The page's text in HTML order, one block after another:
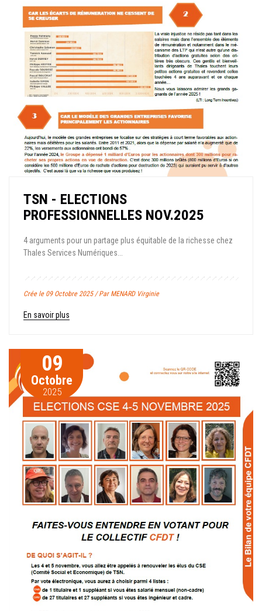
TSN - ELECTIONS
PROFESSIONNELLES NOV.2025
4 arguments pour un partage plus équitable de la richesse chez
Thales Services Numériques...
Crée le 09 Octobre 2025 / Par MENARD Virginie
En savoir plus
09
Octobre
2025